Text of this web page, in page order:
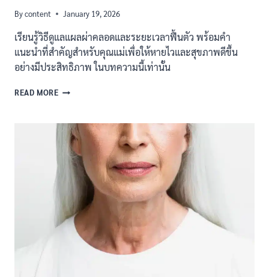
Bycontent January 19, 2026
เรียนรู้วิธีดูแลแผลผ่าคลอดและระยะเวลาฟื้นตัว พร้อมคำ
แนะนำที่สำคัญสำหรับคุณแม่เพื่อให้หายไวและสุขภาพดีขึ้น
อย่างมีประสิทธิภาพ ในบทความนี้เท่านั้น
READ MOREแผล
การ
ดูแล
และ
ระยะ
เวลา
คุณ